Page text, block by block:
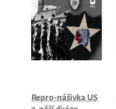
Repro-nášivka US